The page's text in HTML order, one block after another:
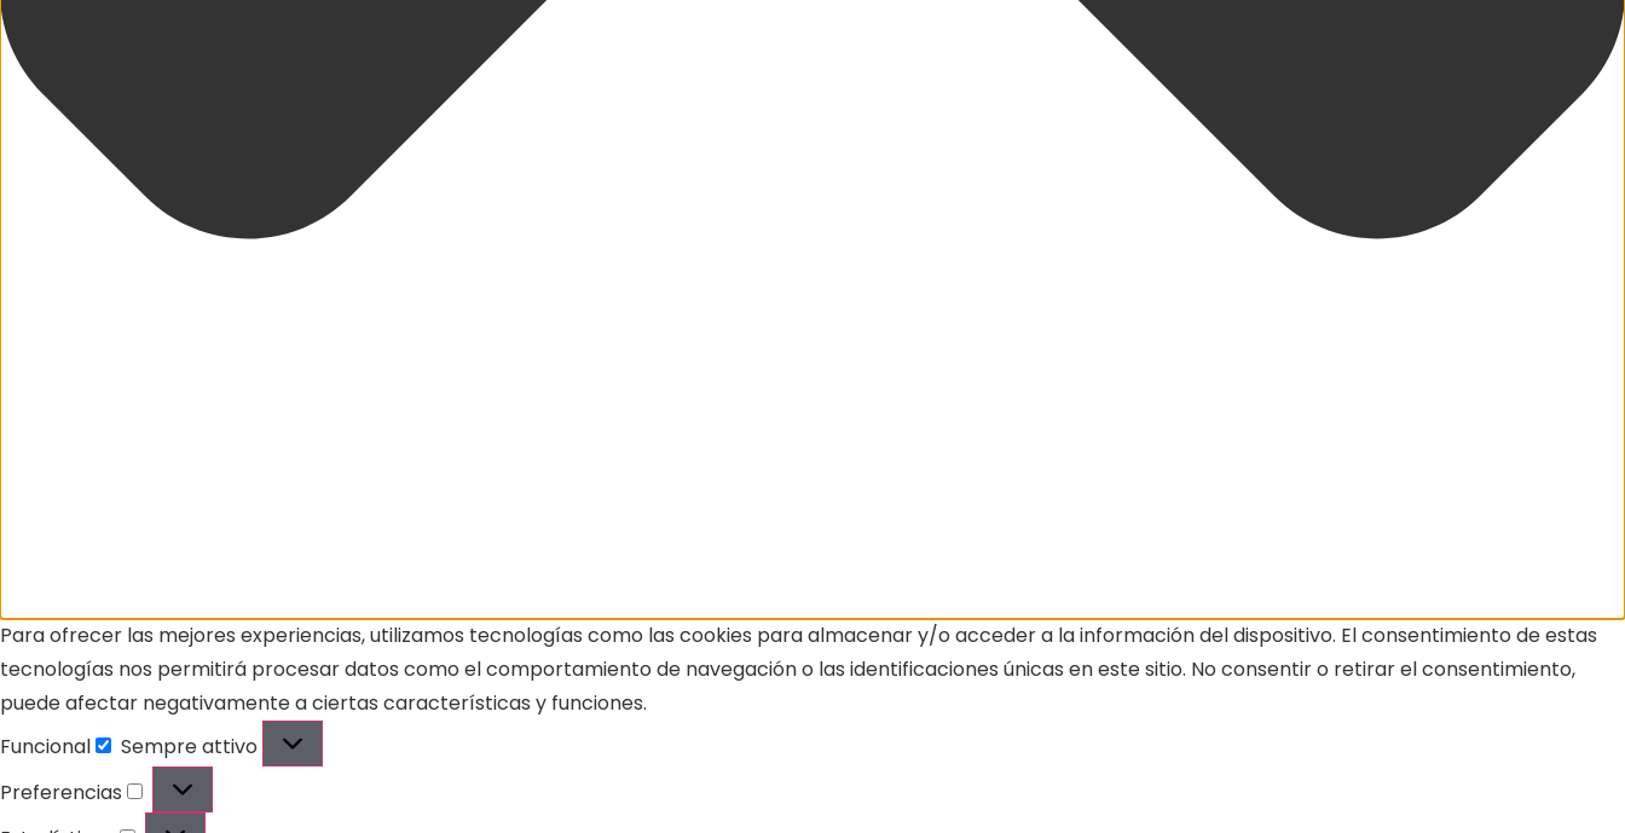
Para ofrecer las mejores experiencias, utilizamos tecnologías como las cookies para almacenar y/o acceder a la información del dispositivo. El consentimiento de estas
tecnologías nos permitirá procesar datos como el comportamiento de navegación o las identificaciones únicas en este sitio. No consentir o retirar el consentimiento,
puede afectar negativamente a ciertas características y funciones.
Funcional
Sempre attivo
Preferencias